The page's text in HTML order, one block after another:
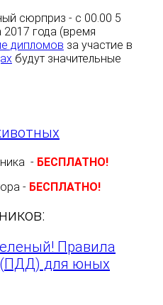
сюрприз - с 00.00 5
2017 года (время
дипломов за участие в
будут значительные
- БЕСПЛАТНО!
- БЕСПЛАТНО!
Правила
для юных